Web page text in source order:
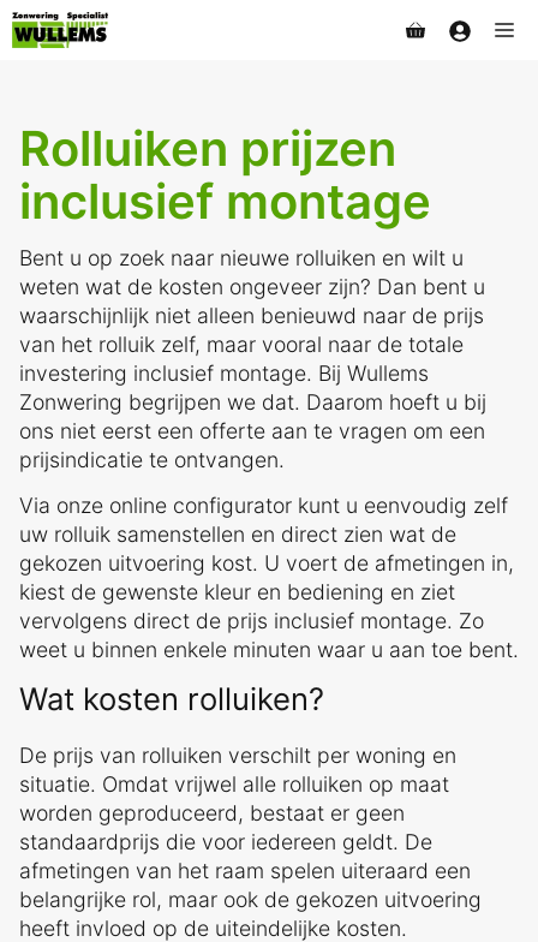
Ga
naar
Rolluiken prijzen
inclusief montage
Bent u op zoek naar nieuwe rolluiken en wilt u
weten wat de kosten ongeveer zijn? Dan bent u
waarschijnlijk niet alleen benieuwd naar de prijs
van het rolluik zelf, maar vooral naar de totale
investering inclusief montage. Bij Wullems
Zonwering begrijpen we dat. Daarom hoeft u bij
ons niet eerst een offerte aan te vragen om een
prijsindicatie te ontvangen.
Via onze online configurator kunt u eenvoudig zelf
uw rolluik samenstellen en direct zien wat de
gekozen uitvoering kost. U voert de afmetingen in,
kiest de gewenste kleur en bediening en ziet
vervolgens direct de prijs inclusief montage. Zo
weet u binnen enkele minuten waar u aan toe bent.
Wat kosten rolluiken?
De prijs van rolluiken verschilt per woning en
situatie. Omdat vrijwel alle rolluiken op maat
worden geproduceerd, bestaat er geen
standaardprijs die voor iedereen geldt. De
afmetingen van het raam spelen uiteraard een
belangrijke rol, maar ook de gekozen uitvoering
heeft invloed op de uiteindelijke kosten.